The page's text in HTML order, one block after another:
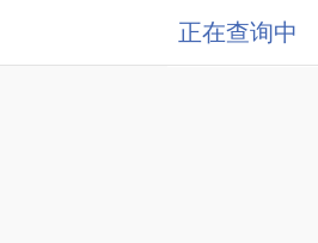
正在查询中